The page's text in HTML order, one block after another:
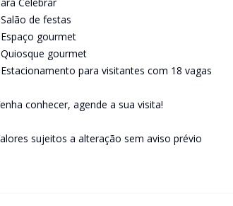
de festas
gourmet
gourmet
para visitantes com 18 vagas
conhecer, agende a sua visita!
sujeitos a alteração sem aviso prévio